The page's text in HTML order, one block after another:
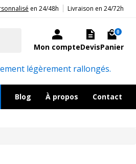
professionnels et acteurs publics.
en 24/48h Livraison en 24/72h
Mon compteDevisPanier
0
légèrement rallongés.
Blog À propos Contact